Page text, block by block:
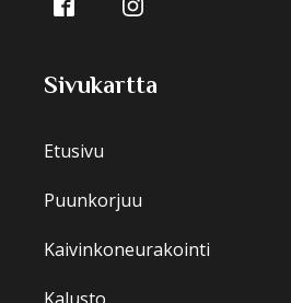
Sivukartta
Etusivu
Puunkorjuu
Kaivinkoneurakointi